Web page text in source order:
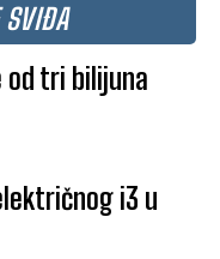
SVIĐA
od tri bilijuna
i3 u